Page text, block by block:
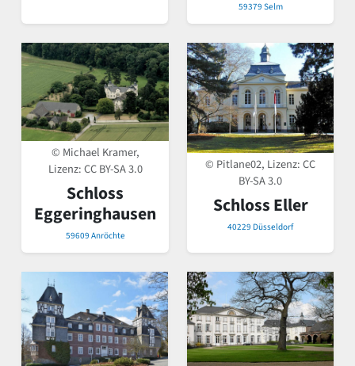
59379 Selm
© Michael Kramer,
Lizenz:CC BY-SA 3.0
Schloss
Eggeringhausen
59609 Anröchte
© Pitlane02, Lizenz:CC
BY-SA 3.0
Schloss Eller
40229 Düsseldorf